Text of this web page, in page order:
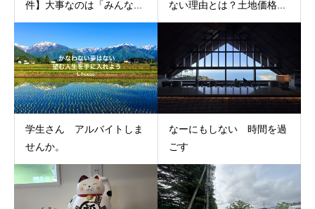
件】大事なのは「みんな...
ない理由とは？土地価格...
学生さん アルバイトしま
せんか。
なーにもしない 時間を過
ごす